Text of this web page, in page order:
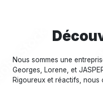
Nous sommes une
Georges, Lorene, et
Rigoureux et réactifs,